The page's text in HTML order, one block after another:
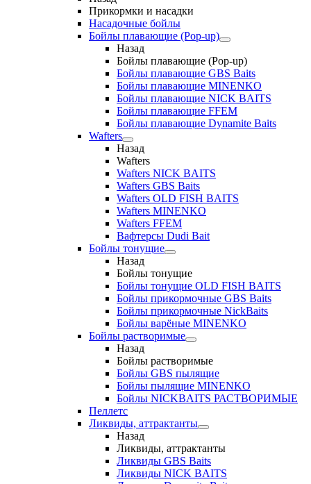
Прикормки и насадки
Насадочные бойлы
Бойлы плавающие (Pop-up)
Назад
Бойлы плавающие (Pop-up)
Бойлы плавающие GBS Baits
Бойлы плавающие MINENKO
Бойлы плавающие NICK BAITS
Бойлы плавающие FFEM
Бойлы плавающие Dynamite Baits
Wafters
Назад
Wafters
Wafters NICK BAITS
Wafters GBS Baits
Wafters OLD FISH BAITS
Wafters MINENKO
Wafters FFEM
Вафтерсы Dudi Bait
Бойлы тонущие
Назад
Бойлы тонущие
Бойлы тонущие OLD FISH BAITS
Бойлы прикормочные GBS Baits
Бойлы прикормочные NickBaits
Бойлы варёные MINENKO
Бойлы растворимые
Назад
Бойлы растворимые
Бойлы GBS пылящие
Бойлы пылящие MINENKO
Бойлы NICKBAITS РАСТВОРИМЫЕ
Пеллетс
Ликвиды, аттрактанты
Назад
Ликвиды, аттрактанты
Ликвиды GBS Baits
Ликвиды NICK BAITS